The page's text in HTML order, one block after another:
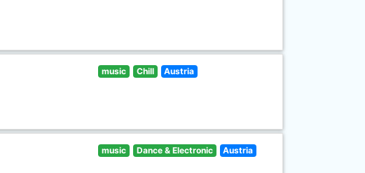
music Chill Austria
music Dance & Electronic Austria